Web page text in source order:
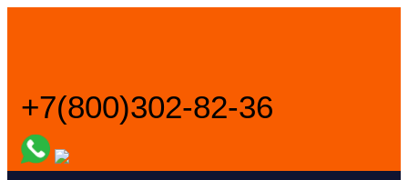
+7(800)302-82-36